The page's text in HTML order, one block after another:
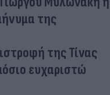
της
της Τίνας
ευχαριστώ